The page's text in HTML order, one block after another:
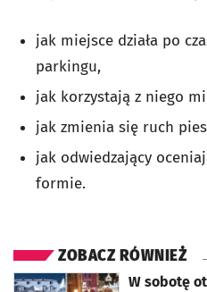
jak miejsce działa po
parkingu,
jak korzystają z niego
jak zmienia się ruch
jak odwiedzający
formie.
ZOBACZ RÓWNIEŻ
W sobotę
otworzy się w nowej karcie